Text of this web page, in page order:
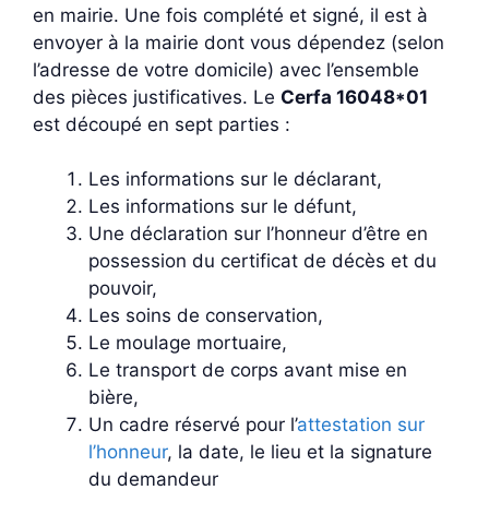
en mairie. Une fois complété et signé, il est à
envoyer à la mairie dont vous dépendez (selon
l’adresse de votre domicile) avec l’ensemble
des pièces justificatives. Le Cerfa 16048*01
est découpé en sept parties :
Les informations sur le déclarant,
Les informations sur le défunt,
Une déclaration sur l’honneur d’être en
possession du certificat de décès et du
pouvoir,
Les soins de conservation,
Le moulage mortuaire,
Le transport de corps avant mise en
bière,
Un cadre réservé pour l’attestation sur
l’honneur, la date, le lieu et la signature
du demandeur